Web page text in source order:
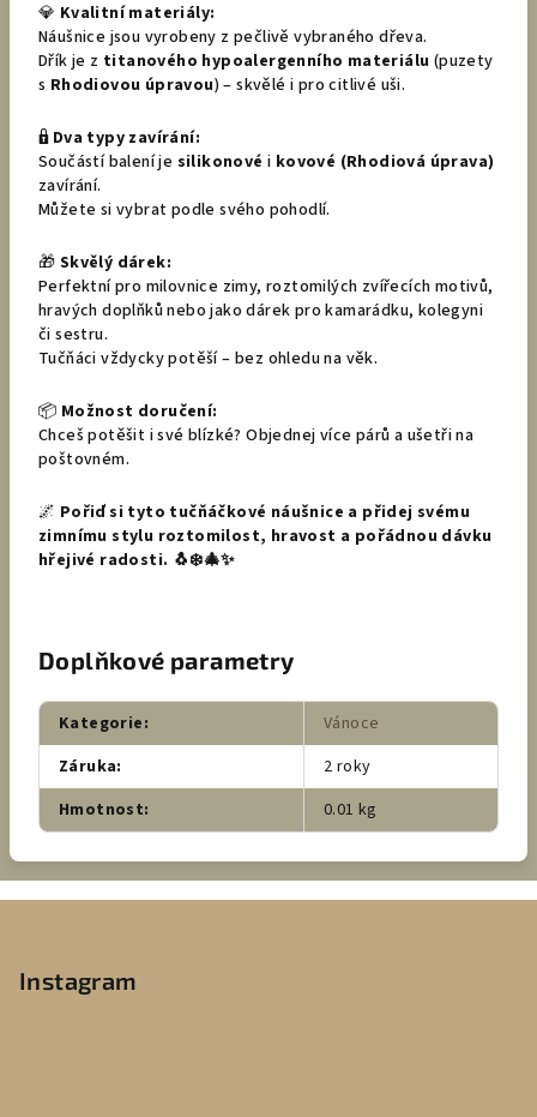
💎 Kvalitní materiály:
Náušnice jsou vyrobeny z pečlivě vybraného dřeva.
Dřík je z titanového hypoalergenního materiálu (puzety
s Rhodiovou úpravou) – skvělé i pro citlivé uši.
🔒 Dva typy zavírání:
Součástí balení je silikonové i kovové (Rhodiová úprava)
zavírání.
Můžete si vybrat podle svého pohodlí.
🎁 Skvělý dárek:
Perfektní pro milovnice zimy, roztomilých zvířecích motivů,
hravých doplňků nebo jako dárek pro kamarádku, kolegyni
či sestru.
Tučňáci vždycky potěší – bez ohledu na věk.
📦 Možnost doručení:
Chceš potěšit i své blízké? Objednej více párů a ušetři na
poštovném.
🌌 Pořiď si tyto tučňáčkové náušnice a přidej svému
zimnímu stylu roztomilost, hravost a pořádnou dávku
hřejivé radosti. 🐧❄️🎄✨
Doplňkové parametry
Kategorie:
Vánoce
Záruka:
2 roky
Hmotnost: 0.01 kg
Instagram